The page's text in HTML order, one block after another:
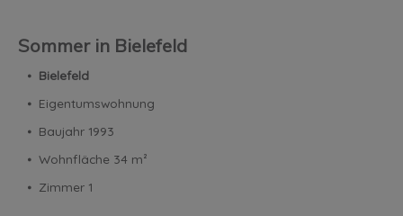
Sommer in Bielefeld
⦁ Bielefeld
⦁ Eigentumswohnung
⦁ Baujahr 1993
⦁ Wohnfläche 34 m²
⦁ Zimmer 1